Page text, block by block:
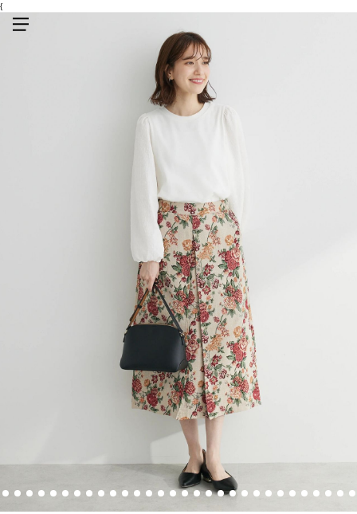
{
2 3 4 5 6 7 8 9 10 11 12 13 14 15 16 17 18 19 20 21 22 23 24 25 26 27 28 29 30 31